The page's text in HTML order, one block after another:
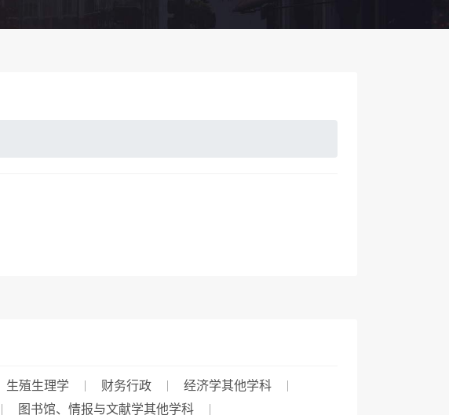
生殖生理学 财务行政
经济学其他学科
图书馆、情报与文献学其他学科